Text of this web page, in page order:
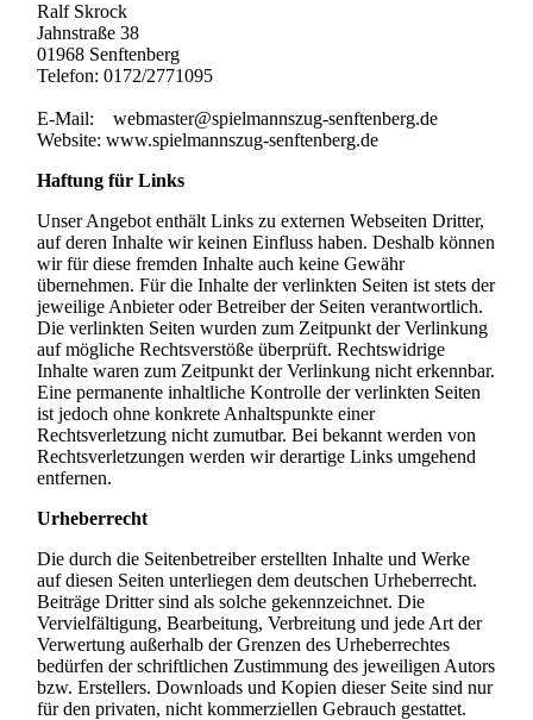
Ralf Skrock
Jahnstraße 38
01968 Senftenberg
Telefon: 0172/2771095
E-Mail: webmaster@spielmannszug-senftenberg.de
Website: www.spielmannszug-senftenberg.de
Haftung für Links
Unser Angebot enthält Links zu externen Webseiten Dritter,
auf deren Inhalte wir keinen Einfluss haben. Deshalb können
wir für diese fremden Inhalte auch keine Gewähr
übernehmen. Für die Inhalte der verlinkten Seiten ist stets der
jeweilige Anbieter oder Betreiber der Seiten verantwortlich.
Die verlinkten Seiten wurden zum Zeitpunkt der Verlinkung
auf mögliche Rechtsverstöße überprüft. Rechtswidrige
Inhalte waren zum Zeitpunkt der Verlinkung nicht erkennbar.
Eine permanente inhaltliche Kontrolle der verlinkten Seiten
ist jedoch ohne konkrete Anhaltspunkte einer
Rechtsverletzung nicht zumutbar. Bei bekannt werden von
Rechtsverletzungen werden wir derartige Links umgehend
entfernen.
Urheberrecht
Die durch die Seitenbetreiber erstellten Inhalte und Werke
auf diesen Seiten unterliegen dem deutschen Urheberrecht.
Beiträge Dritter sind als solche gekennzeichnet. Die
Vervielfältigung, Bearbeitung, Verbreitung und jede Art der
Verwertung außerhalb der Grenzen des Urheberrechtes
bedürfen der schriftlichen Zustimmung des jeweiligen Autors
bzw. Erstellers. Downloads und Kopien dieser Seite sind nur
für den privaten, nicht kommerziellen Gebrauch gestattet.